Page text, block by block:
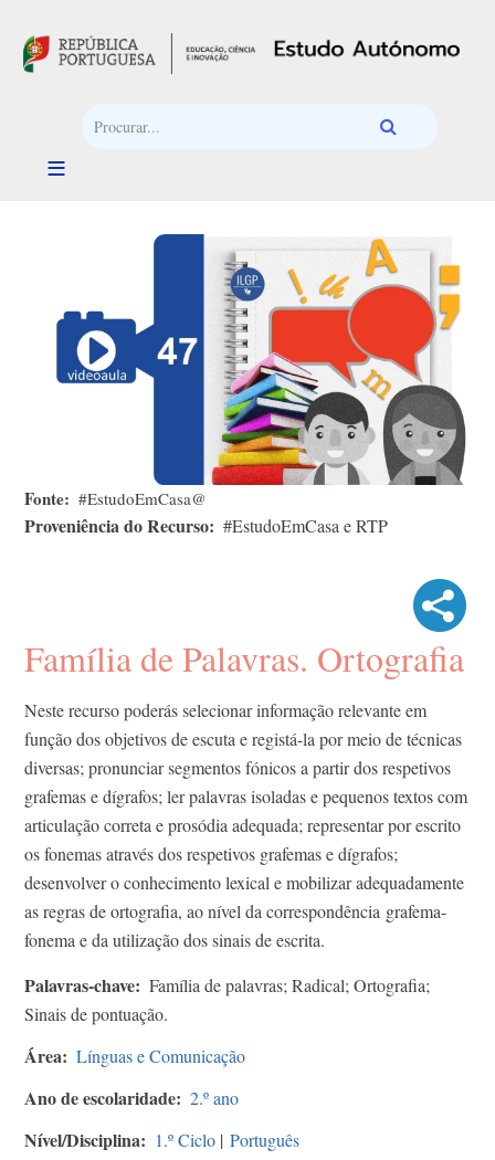
Fonte #EstudoEmCasa@
Proveniência do Recurso #EstudoEmCasa e RTP
Família de Palavras. Ortografia
Neste recurso poderás selecionar informação relevante em
função dos objetivos de escuta e registá-la por meio de técnicas
diversas; pronunciar segmentos fónicos a partir dos respetivos
grafemas e dígrafos; ler palavras isoladas e pequenos textos com
articulação correta e prosódia adequada; representar por escrito
os fonemas através dos respetivos grafemas e dígrafos;
desenvolver o conhecimento lexical e mobilizar adequadamente
as regras de ortografia, ao nível da correspondência grafema-
fonema e da utilização dos sinais de escrita.
Palavras-chave
Família de palavras; Radical; Ortografia;
Sinais de pontuação.
Área Línguas e Comunicação
Ano de escolaridade 2.º ano
Nível/Disciplina 1.º Ciclo | Português